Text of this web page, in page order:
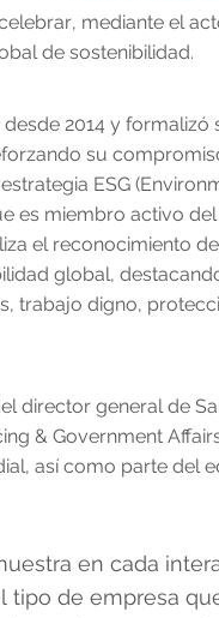
mediante el
de sostenibilidad.
2014 y
su
ESG
es miembro activo
el reconocimiento
global,
trabajo digno,
director general de
& Government
así como parte del
en cada
de empresa